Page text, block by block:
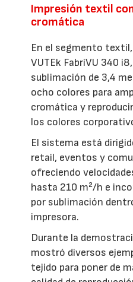
Impresión textil
cromática
En el segmento
VUTEk FabriVU 340
sublimación de 3,4
ocho colores para
cromática y
los colores
El sistema está
retail, eventos y
ofreciendo
hasta 210 m²/h e
por sublimación
impresora.
Durante la
mostró diversos
tejido para poner de